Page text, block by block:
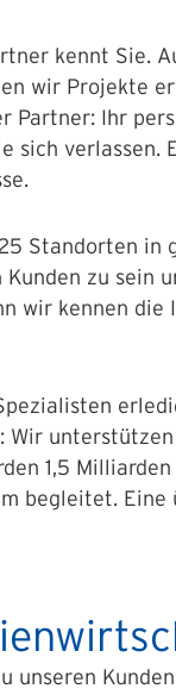
kennt Sie.
wir Projekte
Partner: Ihr
sich verlassen.
Standorten in
zu sein
wir kennen die
1,5
begleitet. Eine